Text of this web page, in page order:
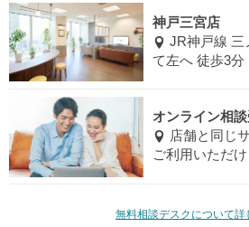
神戸三宮店
JR神戸線
て左へ 徒歩3分
オンライン相
店舗と同じ
ご利用いただ
無料相談デスクについて詳